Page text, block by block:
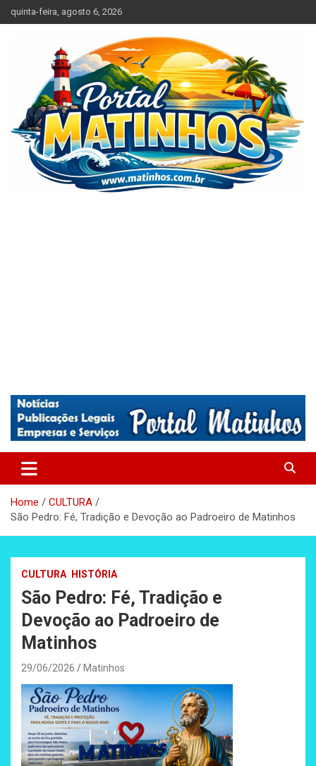
to
quinta-feira, agosto 6, 2026
Matinhos – Praia de Matinhos
Home
CULTURA
São Pedro: Fé, Tradição e Devoção ao Padroeiro de Matinhos
CULTURA HISTÓRIA
São Pedro: Fé, Tradição e
Devoção ao Padroeiro de
Matinhos
29/06/2026 Matinhos